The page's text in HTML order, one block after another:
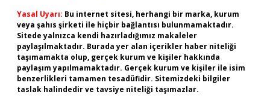
Yasal Uyarı: Bu internet sitesi, herhangi bir marka, kurum
veya şahıs şirketi ile hiçbir bağlantısı bulunmamaktadır.
Sitede yalnızca kendi hazırladığımız makaleler
paylaşılmaktadır. Burada yer alan içerikler haber niteliği
taşımamakta olup, gerçek kurum ve kişiler hakkında
paylaşım yapılmamaktadır. Gerçek kurum ve kişiler ile isim
benzerlikleri tamamen tesadüfidir. Sitemizdeki bilgiler
taslak halindedir ve tavsiye niteliği taşımazlar.